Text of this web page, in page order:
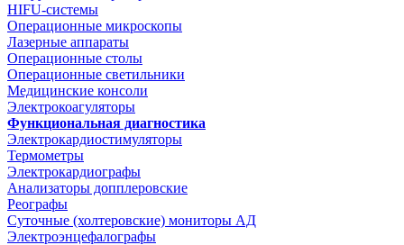
HIFU-системы
Операционные микроскопы
Лазерные аппараты
Операционные столы
Операционные светильники
Медицинские консоли
Электрокоагуляторы
Функциональная диагностика
Электрокардиостимуляторы
Термометры
Электрокардиографы
Анализаторы допплеровские
Реографы
Суточные (холтеровские) мониторы АД
Электроэнцефалографы